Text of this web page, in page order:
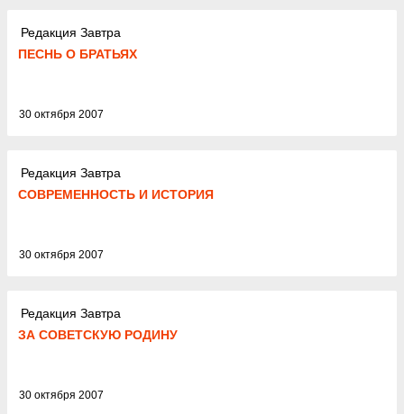
Редакция Завтра
ПЕСНЬ О БРАТЬЯХ
30 октября 2007
Редакция Завтра
СОВРЕМЕННОСТЬ И ИСТОРИЯ
30 октября 2007
Редакция Завтра
ЗА СОВЕТСКУЮ РОДИНУ
30 октября 2007